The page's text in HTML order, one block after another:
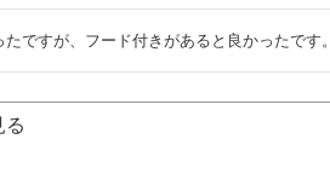
ですが、フード付きがあると良かったです。
る